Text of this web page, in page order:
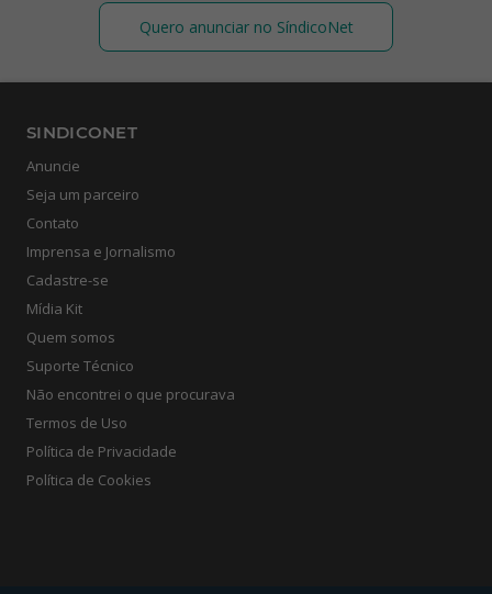
Quero anunciar no SíndicoNet
SINDICONET
Anuncie
Seja um parceiro
Contato
Imprensa e Jornalismo
Cadastre-se
Mídia Kit
Quem somos
Suporte Técnico
Não encontrei o que procurava
Termos de Uso
Política de Privacidade
Política de Cookies